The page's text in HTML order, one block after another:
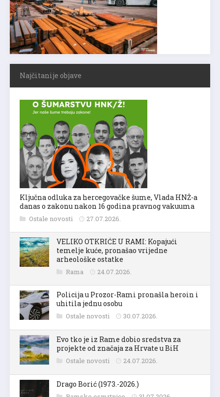
Najčitanije objave
Ključna odluka za hercegovačke šume, Vlada HNŽ-a
danas o zakonu nakon 16 godina pravnog vakuuma
Ostale novosti 27.07.2026.
VELIKO OTKRIĆE U RAMI: Kopajući
temelje kuće, pronašao vrijedne
arheološke ostatke
Rama 24.07.2026.
Policija u Prozor-Rami pronašla heroin i
uhitila jednu osobu
Ostale novosti 30.07.2026.
Evo tko je iz Rame dobio sredstva za
projekte od značaja za Hrvate u BiH
Ostale novosti 24.07.2026.
Drago Borić (1973.-2026.)